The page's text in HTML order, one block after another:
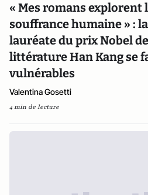
« Mes romans explorent
souffrance humaine » : la
lauréate du prix Nobel de
littérature Han Kang se
vulnérables
Valentina Gosetti
4 min de lecture